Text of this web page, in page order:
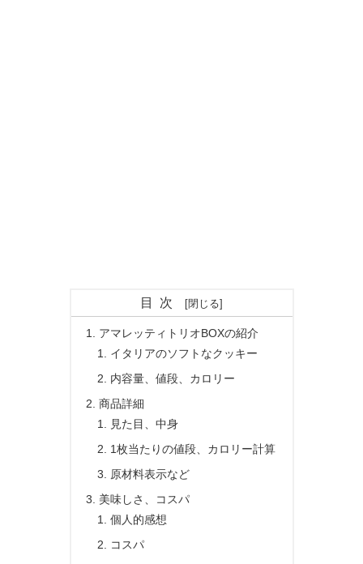
目次
アマレッティトリオBOXの紹介
イタリアのソフトなクッキー
内容量、値段、カロリー
商品詳細
見た目、中身
1枚当たりの値段、カロリー計算
原材料表示など
美味しさ、コスパ
個人的感想
コスパ